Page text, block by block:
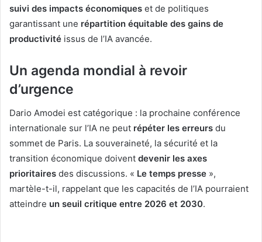
suivi des impacts économiques et de politiques
garantissant une répartition équitable des gains de
productivité issus de l’IA avancée.
Un agenda mondial à revoir
d’urgence
Dario Amodei est catégorique : la prochaine conférence
internationale sur l’IA ne peut répéter les erreurs du
sommet de Paris. La souveraineté, la sécurité et la
transition économique doivent devenir les axes
prioritaires des discussions. « Le temps presse »,
martèle-t-il, rappelant que les capacités de l’IA pourraient
atteindre un seuil critique entre 2026 et 2030.